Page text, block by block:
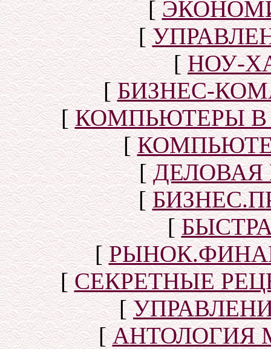
[
[
[НОУ-
[БИЗНЕС-
[КОМПЬЮТЕРЫ В
[
[
[
[
[
[СЕКРЕТНЫЕ
[
[АНТОЛОГИЯ